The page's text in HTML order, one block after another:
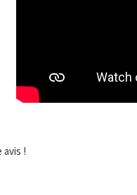
avis !